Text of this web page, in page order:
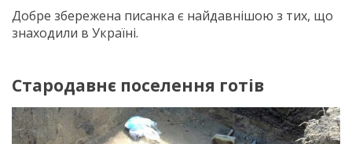
Добре збережена писанка є найдавнішою з тих, що
знаходили в Україні.
Стародавнє поселення готів